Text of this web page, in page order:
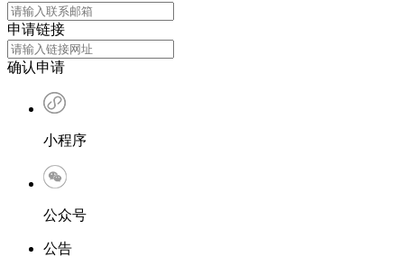
申请链接
确认申请
小程序
公众号
公告